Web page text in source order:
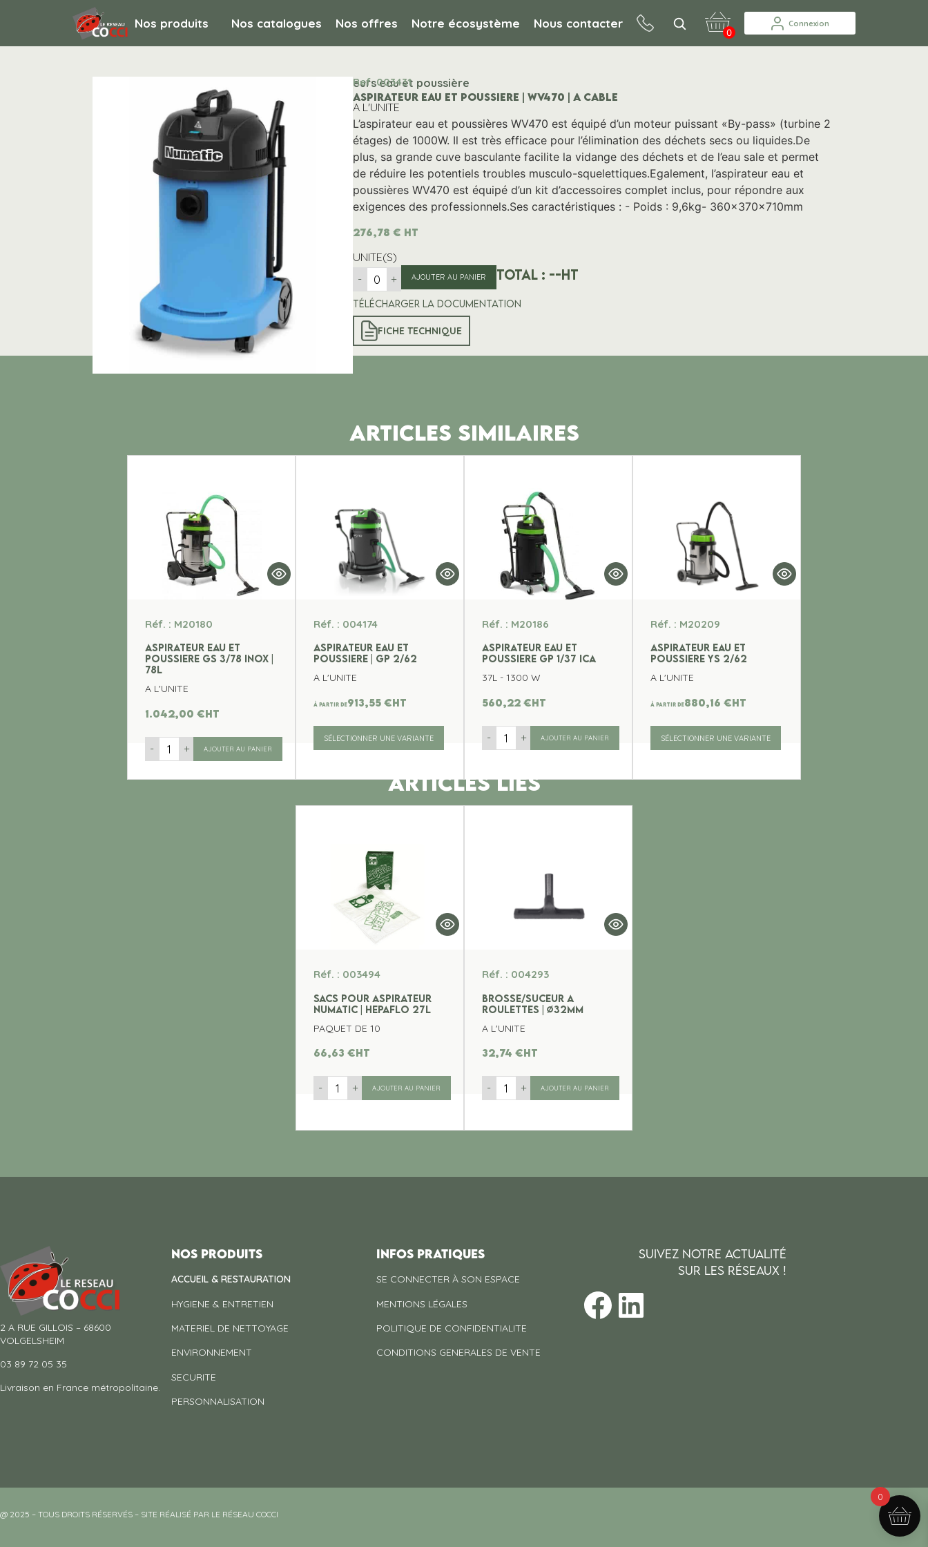
Nos produits Nos catalogues Nos offres Notre écosystème Nous contacter
0
Connexion
MATERIEL DE NETTOYAGE / Aspirateurs / Aspirateurs eau et poussière
Ref. 003431
ASPIRATEUR EAU ET POUSSIERE | WV470 | A CABLE
A L'UNITE
L’aspirateur eau et poussières WV470 est équipé d’un moteur puissant «By-pass» (turbine 2
étages) de 1000W. Il est très efficace pour l’élimination des déchets secs ou liquides.De
plus, sa grande cuve basculante facilite la vidange des déchets et de l’eau sale et permet
de réduire les potentiels troubles musculo-squelettiques.Egalement, l’aspirateur eau et
poussières WV470 est équipé d’un kit d’accessoires complet inclus, pour répondre aux
exigences des professionnels.Ses caractéristiques : - Poids : 9,6kg- 360x370x710mm
276,78 € HT
UNITE(S)
-
+ AJOUTER AU PANIER Total : --HT
Télécharger la documentation
FICHE TECHNIQUE
ARTICLES SIMILAIRES
Réf. : M20180
ASPIRATEUR EAU ET
POUSSIERE GS 3/78 INOX |
78L
A L'UNITE
1.042,00€ht
- + AJOUTER AU PANIER
Réf. : 004174
ASPIRATEUR EAU ET
POUSSIERE | GP 2/62
A L'UNITE
À partir de913,55€ht
SÉLECTIONNER UNE VARIANTE
Réf. : M20186
ASPIRATEUR EAU ET
POUSSIERE GP 1/37 ICA
37L - 1300 W
560,22 €ht
- + AJOUTER AU PANIER
Réf. : M20209
ASPIRATEUR EAU ET
POUSSIERE YS 2/62
A L'UNITE
À partir de880,16 €ht
SÉLECTIONNER UNE VARIANTE
ARTICLES LIES
Réf. : 003494
SACS POUR ASPIRATEUR
NUMATIC | HEPAFLO 27L
PAQUET DE 10
66,63€ht
- + AJOUTER AU PANIER
Réf. : 004293
BROSSE/SUCEUR A
ROULETTES | ∅32MM
A L'UNITE
32,74 €ht
- + AJOUTER AU PANIER
2 A RUE GILLOIS – 68600
VOLGELSHEIM
03 89 72 05 35
Livraison en France métropolitaine.
Nos produits
ACCUEIL & RESTAURATION
HYGIENE & ENTRETIEN
MATERIEL DE NETTOYAGE
ENVIRONNEMENT
SECURITE
PERSONNALISATION
INFOS PRATIQUES
SE CONNECTER À SON ESPACE
MENTIONS LÉGALES
POLITIQUE DE CONFIDENTIALITE
CONDITIONS GENERALES DE VENTE
SUIVEZ NOTRE ACTUALITÉ
SUR LES RÉSEAUX !
@ 2025 – TOUS DROITS RÉSERVÉS – SITE RÉALISÉ PAR LE RÉSEAU COCCI
0